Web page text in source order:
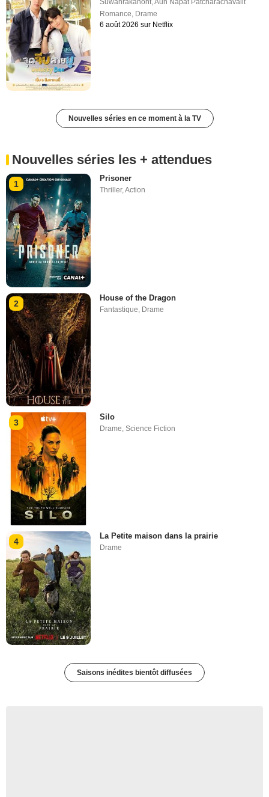
Suwanrakanont,Aun Napat Patcharachavalit
Romance, Drame
6 août 2026 sur Netflix
Nouvelles séries en ce moment à la TV
Nouvelles séries les + attendues
1
Prisoner
Thriller,Action
2
House of the Dragon
Fantastique Drame
3
Silo
Drame,Science Fiction
4
La Petite maison dans la prairie
Drame
Saisons inédites bientôt diffusées